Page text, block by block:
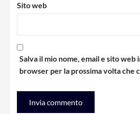
Sito web
Salva il mio nome, email e sito web
browser per la prossima volta che